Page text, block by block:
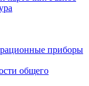
приборы
общего